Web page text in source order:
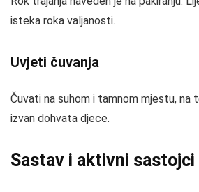
isteka roka valjanosti.
Uvjeti čuvanja
Čuvati na suhom i tamnom mjestu, na
izvan dohvata djece.
Sastav i aktivni sastojci